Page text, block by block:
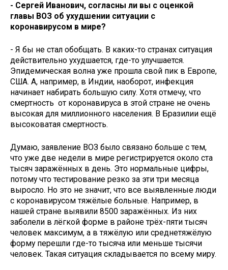
- Сергей Иванович, согласны ли вы с оценкой
главы ВОЗ об ухудшении ситуации с
коронавирусом в мире?
- Я бы не стал обобщать. В каких-то странах ситуация
действительно ухудшается, где-то улучшается.
Эпидемическая волна уже прошла свой пик в Европе,
США. А, например, в Индии, наоборот, инфекция
начинает набирать большую силу. Хотя отмечу, что
смертность от коронавируса в этой стране не очень
высокая для миллионного населения. В Бразилии ещё
высоковатая смертность.
Думаю, заявление ВОЗ было связано больше с тем,
что уже две недели в мире регистрируется около ста
тысяч заражённых в день. Это нормальные цифры,
потому что тестирование резко за эти три месяца
выросло. Но это не значит, что все выявленные люди
с коронавирусом тяжёлые больные. Например, в
нашей стране выявили 8500 заражённых. Из них
заболели в лёгкой форме в районе трёх-пяти тысяч
человек максимум, а в тяжёлую или среднетяжёлую
форму перешли где-то тысяча или меньше тысячи
человек. Такая ситуация складывается по всему миру.